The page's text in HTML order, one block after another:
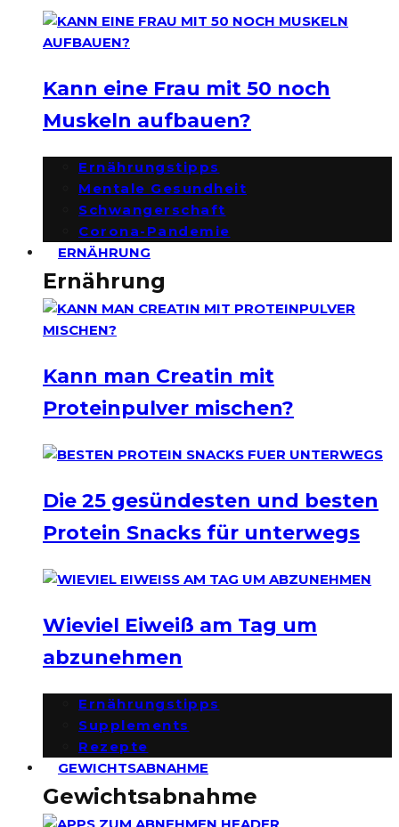
Kann eine Frau mit 50 noch
Muskeln aufbauen?
Ernährungstipps
Mentale Gesundheit
Schwangerschaft
Corona-Pandemie
ERNÄHRUNG
Ernährung
Kann man Creatin mit
Proteinpulver mischen?
Die 25 gesündesten und besten
Protein Snacks für unterwegs
Wieviel Eiweiß am Tag um
abzunehmen
Ernährungstipps
Supplements
Rezepte
GEWICHTSABNAHME
Gewichtsabnahme